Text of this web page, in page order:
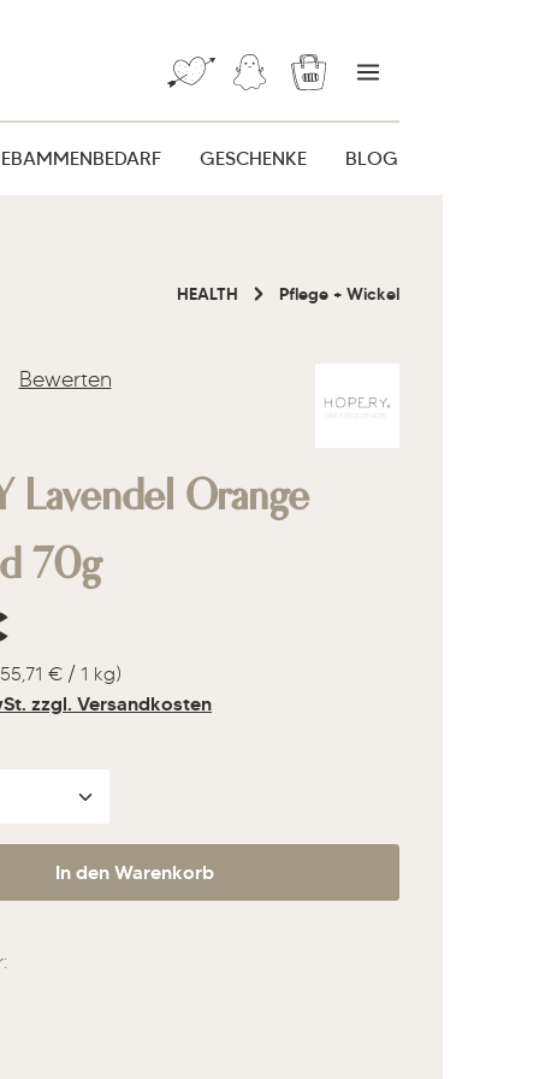
Warenkorb enthält 0
GESCHENKE BLOG
HEALTH Pflege + Wickel
Bewertung von 0 von 5 Sternen
Bewerten
Lavendel Orange
70g
€ / 1 kg)
zzgl. Versandkosten
Gib den gewünschten Wert ein
In den Warenkorb